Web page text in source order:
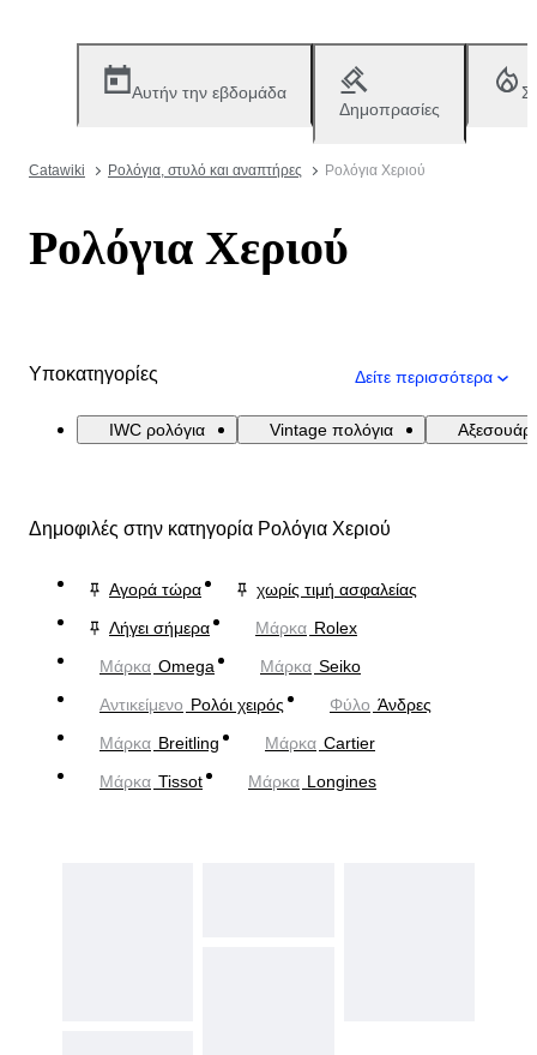
Αυτήν την εβδομάδα
Δημοπρασίες
Catawiki Ρολόγια, στυλό και αναπτήρες Ρολόγια Χεριού
Ρολόγια Χεριού
Υποκατηγορίες Δείτε περισσότερα
IWC ρολόγια Vintage πολόγια Αξεσουάρ
Δημοφιλές στην κατηγορία Ρολόγια Χεριού
Αγορά τώρα
χωρίς τιμή ασφαλείας
Λήγει σήμερα
Μάρκα Rolex
Μάρκα Omega Μάρκα Seiko
Αντικείμενο Ρολόι χειρός Φύλο Άνδρες
Μάρκα Breitling Μάρκα Cartier
Μάρκα Tissot Μάρκα Longines